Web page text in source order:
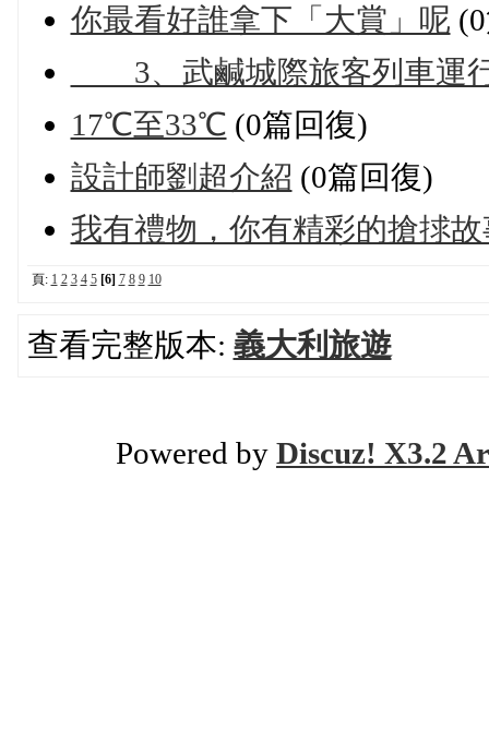
你最看好誰拿下「大賞」呢
3、武鹹城際旅客列車運
17℃至33℃ (0篇回復)
設計師劉超介紹 (0篇回復)
我有禮物，你有精彩的搶捄
頁: 1 2 3 4 5 [6] 7 8 9 10
查看完整版本: 義大利旅遊
Powered by Discuz! X3.2